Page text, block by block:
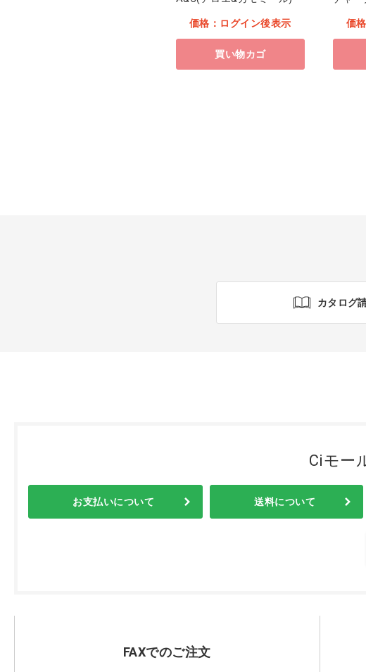
価格：ログイン後表示
買い物カゴ
価
カタログ
Ciモー
お支払いについて 送料について
FAXでのご注文